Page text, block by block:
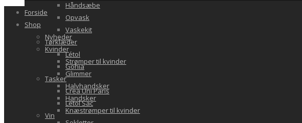
Håndsæbe
Opvask
Vaskekit
Tørklæder
Létol
Gohia
Tasker
Crea Uni Paris
Letol Sac
Vin
Forside
Shop
Nyheder
Kvinder
Strømper til kvinder
Glimmer
Halvhandsker
Handsker
Knæstrømper til kvinder